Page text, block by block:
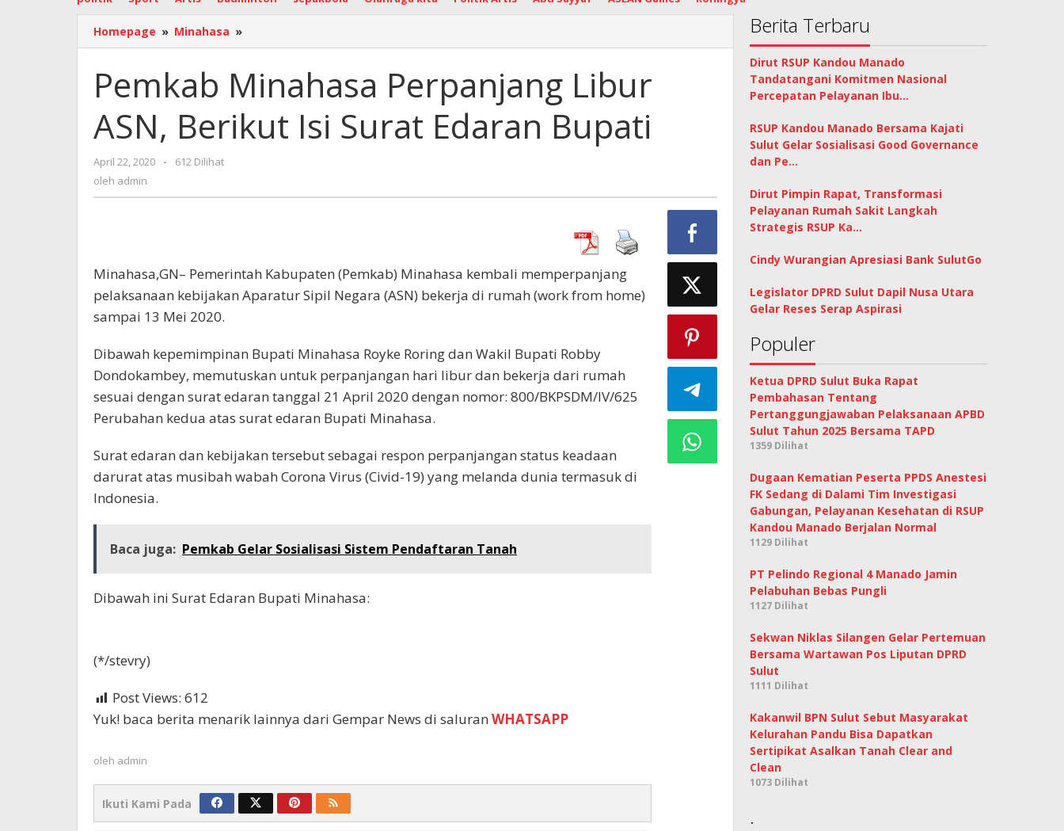
Homepage » Minahasa »
Minahasa
Libur
ASN,
Berikut
Isi
Pemkab Minahasa Perpanjang Libur
ASN, Berikut Isi Surat Edaran Bupati
April 22, 2020
oleh
-
612 Dilihat
oleh admin
Minahasa,GN– Pemerintah Kabupaten (Pemkab) Minahasa kembali memperpanjang
pelaksanaan kebijakan Aparatur Sipil Negara (ASN) bekerja di rumah (work from home)
sampai 13 Mei 2020.
Dibawah kepemimpinan Bupati Minahasa Royke Roring dan Wakil Bupati Robby
Dondokambey, memutuskan untuk perpanjangan hari libur dan bekerja dari rumah
sesuai dengan surat edaran tanggal 21 April 2020 dengan nomor: 800/BKPSDM/IV/625
Perubahan kedua atas surat edaran Bupati Minahasa.
Surat edaran dan kebijakan tersebut sebagai respon perpanjangan status keadaan
darurat atas musibah wabah Corona Virus (Civid-19) yang melanda dunia termasuk di
Indonesia.
Baca juga: Pemkab Gelar Sosialisasi Sistem Pendaftaran Tanah
Dibawah ini Surat Edaran Bupati Minahasa:
(*/stevry)
Post Views: 612
Yuk! baca berita menarik lainnya dari Gempar News di saluran WHATSAPP
oleh admin
Ikuti Kami Pada
Berita Terbaru
Dirut RSUP Kandou Manado
Tandatangani Komitmen Nasional
Percepatan Pelayanan Ibu…
RSUP Kandou Manado Bersama Kajati
Sulut Gelar Sosialisasi Good Governance
dan Pe…
Dirut Pimpin Rapat, Transformasi
Pelayanan Rumah Sakit Langkah
Strategis RSUP Ka…
Cindy Wurangian Apresiasi Bank SulutGo
Legislator DPRD Sulut Dapil Nusa Utara
Gelar Reses Serap Aspirasi
Populer
Ketua DPRD Sulut Buka Rapat
Pembahasan Tentang
Pertanggungjawaban Pelaksanaan APBD
Sulut Tahun 2025 Bersama TAPD
1359 Dilihat
Dugaan Kematian Peserta PPDS Anestesi
FK Sedang di Dalami Tim Investigasi
Gabungan, Pelayanan Kesehatan di RSUP
Kandou Manado Berjalan Normal
1129 Dilihat
PT Pelindo Regional 4 Manado Jamin
Pelabuhan Bebas Pungli
1127 Dilihat
Sekwan Niklas Silangen Gelar Pertemuan
Bersama Wartawan Pos Liputan DPRD
Sulut
1111 Dilihat
Kakanwil BPN Sulut Sebut Masyarakat
Kelurahan Pandu Bisa Dapatkan
Sertipikat Asalkan Tanah Clear and
Clean
1073 Dilihat
.